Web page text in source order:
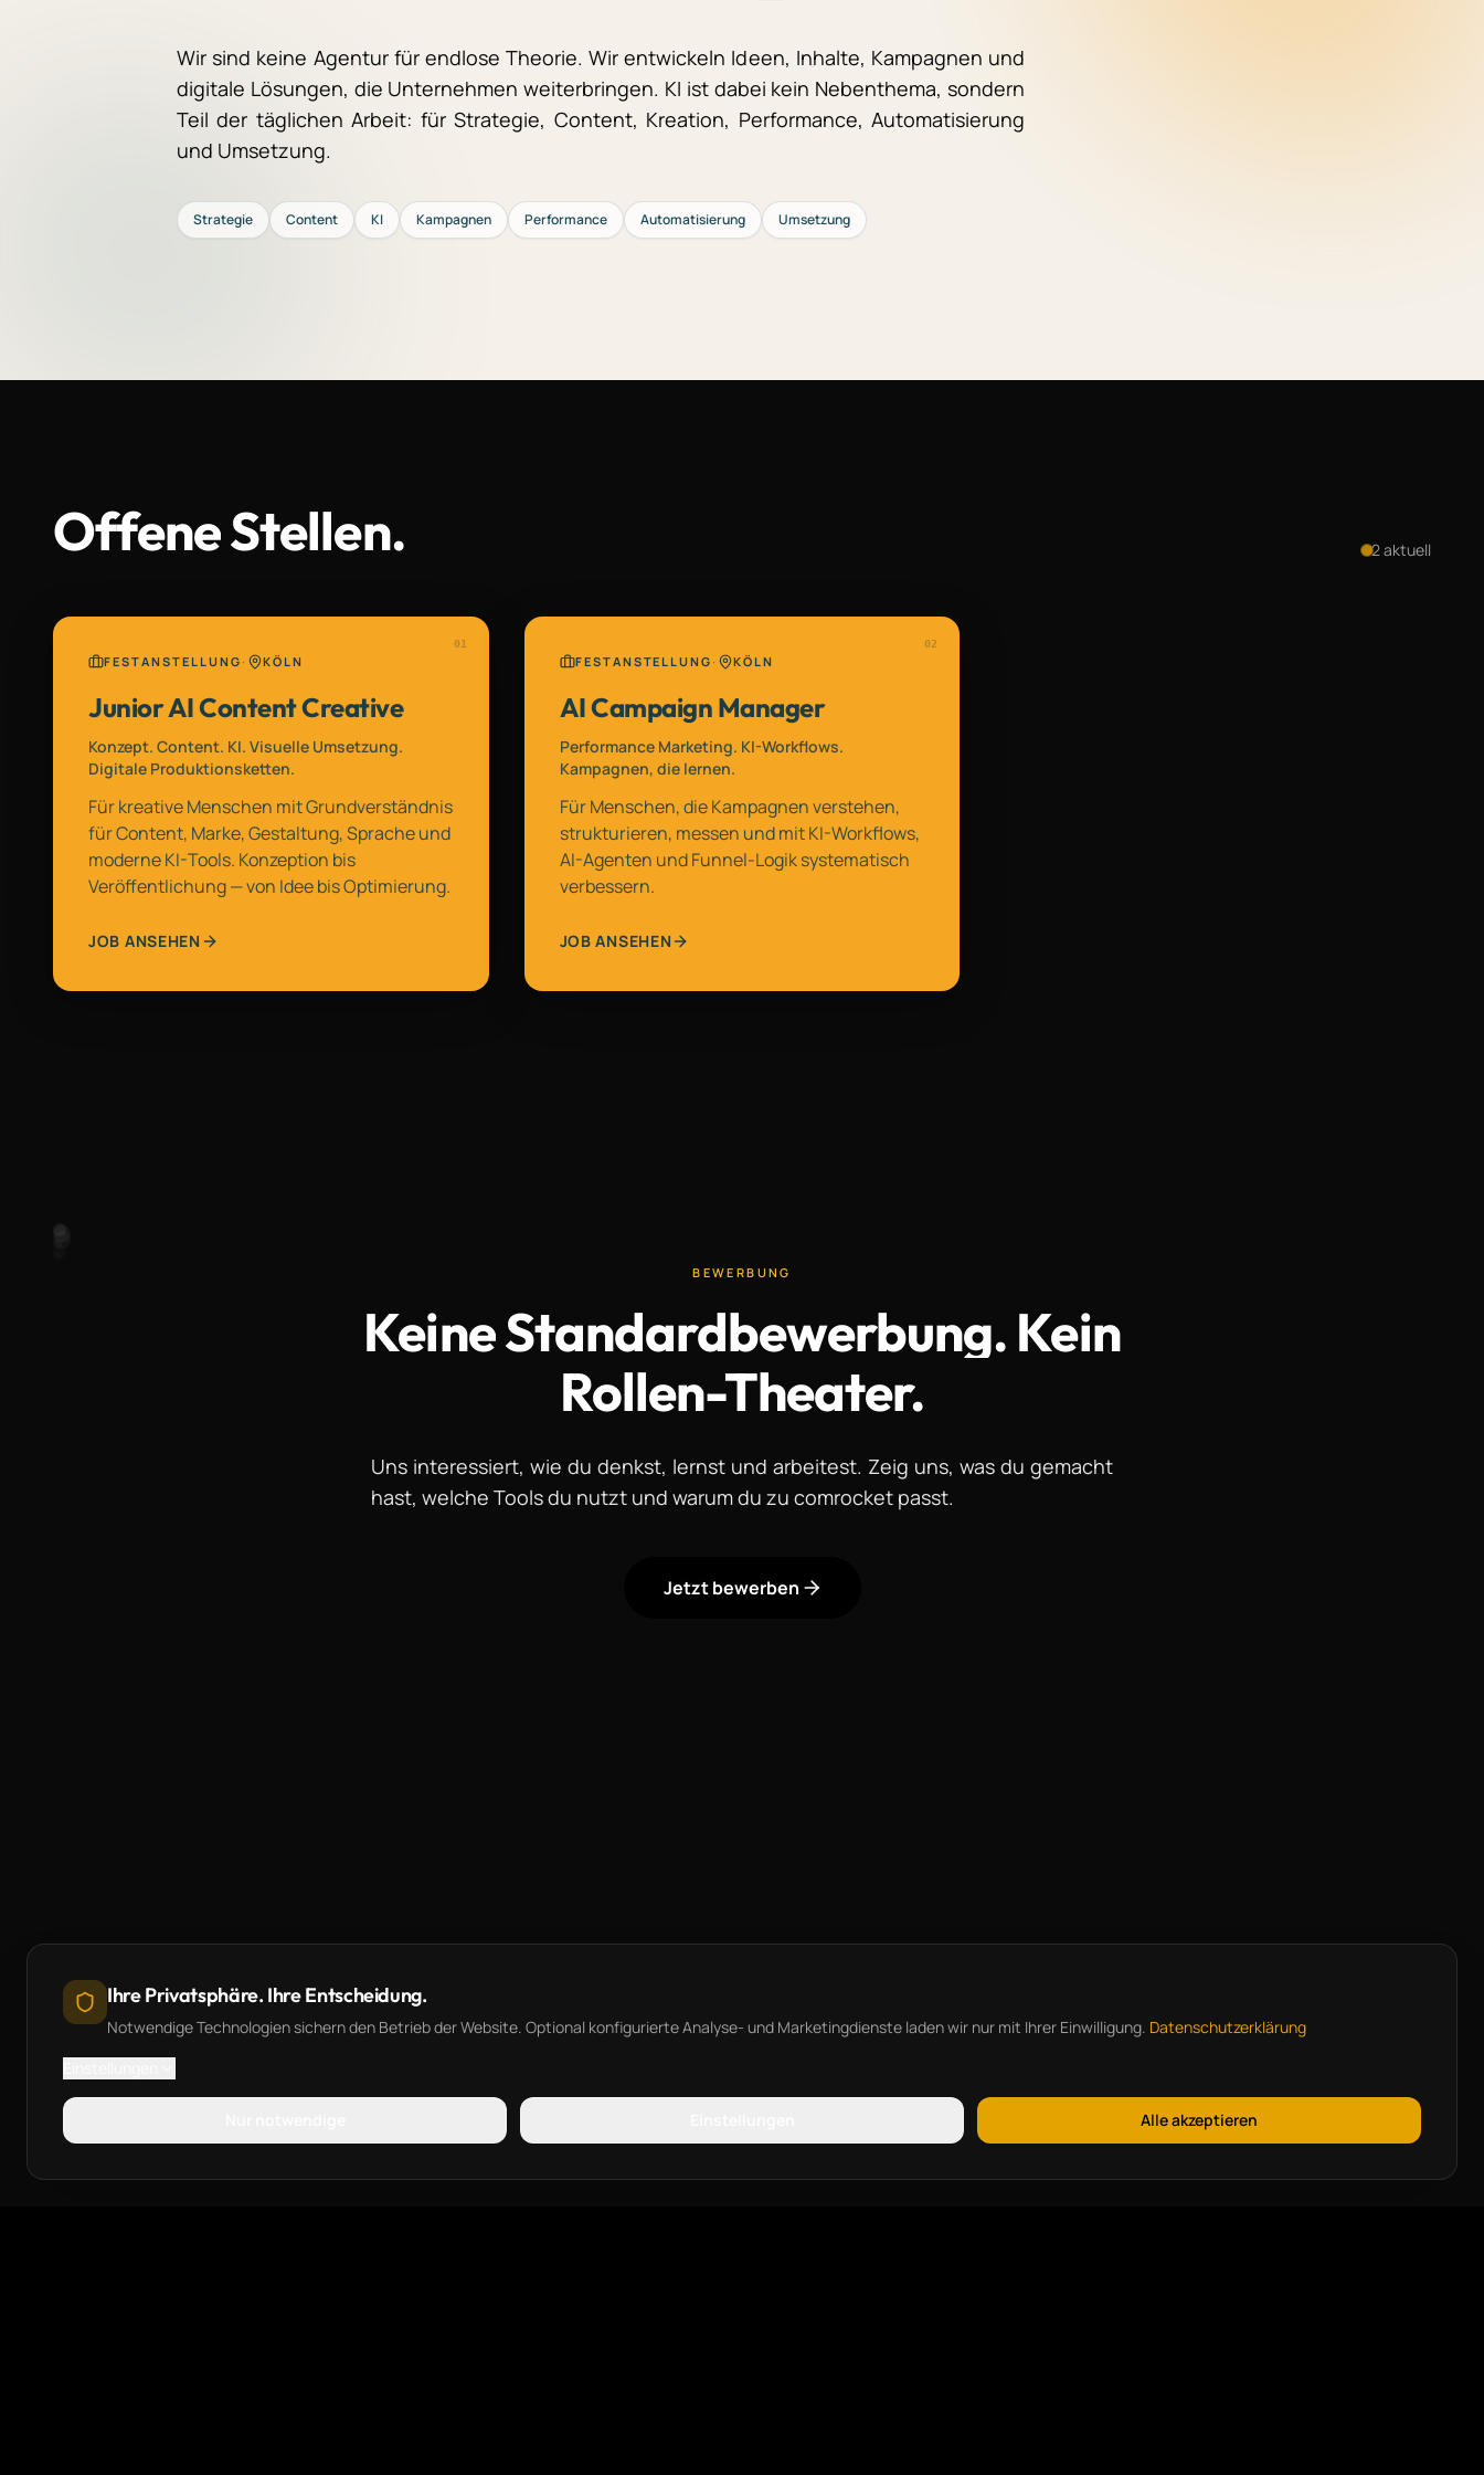
Wir sind keine Agentur für endlose Theorie. Wir entwickeln Ideen, Inhalte, Kampagnen und
digitale Lösungen, die Unternehmen weiterbringen. KI ist dabei kein Nebenthema, sondern
Teil der täglichen Arbeit: für Strategie, Content, Kreation, Performance, Automatisierung
und Umsetzung.
Strategie Content KI Kampagnen Performance Automatisierung Umsetzung
OffeneStellen. 2aktuell
01
FESTANSTELLUNG · KÖLN
Junior AI Content Creative
Konzept. Content. KI. Visuelle Umsetzung.
Digitale Produktionsketten.
Für kreative Menschen mit Grundverständnis
für Content, Marke, Gestaltung, Sprache und
moderne KI-Tools. Konzeption bis
Veröffentlichung — von Idee bis Optimierung.
JOB ANSEHEN
02
FESTANSTELLUNG · KÖLN
AI Campaign Manager
Performance Marketing. KI-Workflows.
Kampagnen, die lernen.
Für Menschen, die Kampagnen verstehen,
strukturieren, messen und mit KI-Workflows,
AI-Agenten und Funnel-Logik systematisch
verbessern.
JOB ANSEHEN
BEWERBUNG
KeineStandardbewerbung. Kein
Rollen-Theater.
Uns interessiert, wie du denkst, lernst und arbeitest. Zeig uns, was du gemacht
hast, welche Tools du nutzt und warum du zu comrocket passt.
Jetzt bewerben
Ihre Privatsphäre. Ihre Entscheidung.
Notwendige Technologien sichern den Betrieb der Website. Optional konfigurierte Analyse- und Marketingdienste laden wir nur mit Ihrer Einwilligung. Datenschutzerklärung
Alle akzeptieren